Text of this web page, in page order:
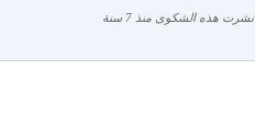
نشرت هذه الشكوى منذ 7 سنة